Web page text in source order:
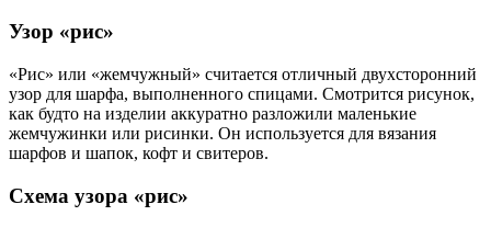
Узор «рис»
«Рис» или «жемчужный» считается отличный двухсторонний
узор для шарфа, выполненного спицами. Смотрится рисунок,
как будто на изделии аккуратно разложили маленькие
жемчужинки или рисинки. Он используется для вязания
шарфов и шапок, кофт и свитеров.
Схема узора «рис»